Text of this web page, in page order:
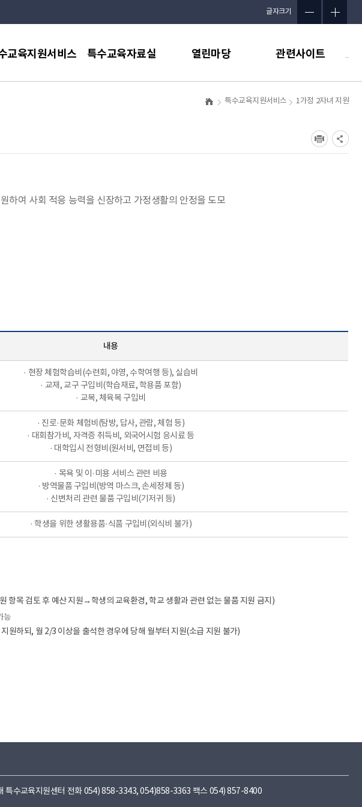
글자크기
맵
교육지원서비스 특수교육자료실 열린마당 관련사이트
특수교육지원서비스 1가정 2자녀 지원
하여 사회 적응 능력을 신장하고 가정생활의 안정을 도모
내용
· 현장 체험학습비(수련회, 야영, 수학여행 등), 실습비
· 교재, 교구 구입비(학습재료, 학용품 포함)
· 교복, 체육복 구입비
· 진로·문화 체험비(탐방, 답사, 관람, 체험 등)
· 대회참가비, 자격증 취득비, 외국어시험 응시료 등
· 대학입시 전형비(원서비, 면접비 등)
· 목욕 및 이·미용 서비스 관련 비용
· 방역물품 구입비(방역 마스크, 손세정제 등)
· 신변처리 관련 물품 구입비(기저귀 등)
· 학생을 위한 생활용품·식품 구입비(외식비 불가)
항목 검토 후 예산 지원→학생의 교육환경, 학교 생활과 관련 없는 물품 지원 금지)
능
원하되, 월 2/3 이상을 출석한 경우에 당해 월부터 지원(소급 지원 불가)
특수교육지원센터 전화 054) 858-3343, 054)858-3363 팩스 054) 857-8400